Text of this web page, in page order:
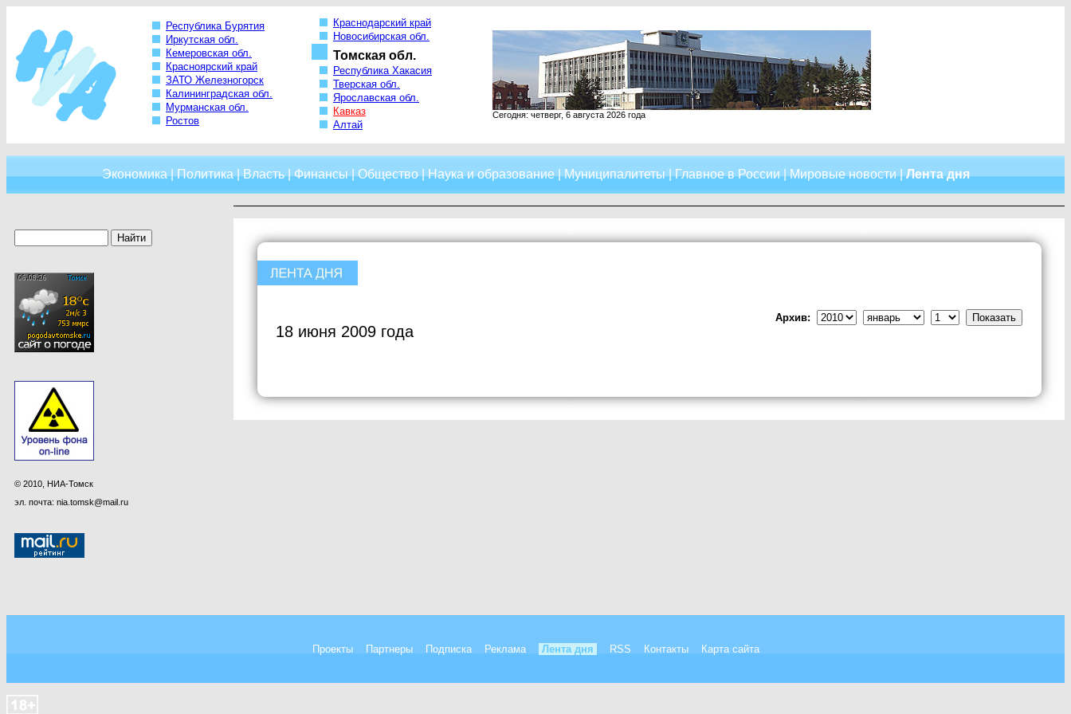
Республика Бурятия
Иркутская обл.
Кемеровская обл.
Красноярский край
ЗАТО Железногорск
Калининградская обл.
Мурманская обл.
Ростов
Краснодарский край
Новосибирская обл.
Томская обл.
Республика Хакасия
Тверская обл.
Ярославская обл.
Кавказ
Алтай
Сегодня: четверг, 6 августа 2026 года
Экономика|Политика|Власть|Финансы|Общество|Наука и образование|Муниципалитеты|Главное в России|Мировые новости|Лента дня
© 2010, НИА-Томск
эл. почта: nia.tomsk@mail.ru
18 июня 2009 года
Архив:
Проекты Партнеры Подписка Реклама Лента дня RSS Контакты Карта сайта